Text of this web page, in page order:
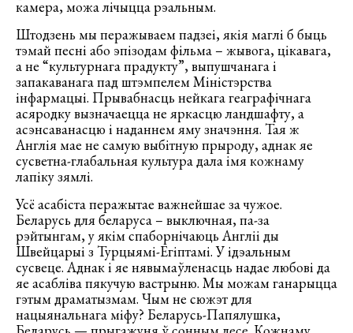
камера, можа лічыцца рэальным.
Штодзень мы перажываем падзеі, якія маглі б быць
тэмай песні або эпізодам фільма – жывога, цікавага,
а не “культурнага прадукту”, выпушчанага і
запакаванага пад штэмпелем Міністэрства
інфармацыі. Прывабнасць нейкага геаграфічнага
асяродку вызначаецца не яркасцю ландшафту, а
асэнсаванасцю і наданнем яму значэння. Тая ж
Англія мае не самую выбітную прыроду, аднак яе
сусветна-глабальная культура дала імя кожнаму
лапіку зямлі.
Усё асабіста перажытае важнейшае за чужое.
Беларусь для беларуса – выключная, па-за
рэйтынгам, у якім спаборнічаюць Англіі ды
Швейцарыі з Турцыямі-Егіптамі. У ідэальным
сусвеце. Аднак і яе нявымаўленасць надае любові да
яе асабліва пякучую вастрыню. Мы можам ганарыцца
гэтым драматызмам. Чым не сюжэт для
нацыянальнага міфу? Беларусь-Папялушка,